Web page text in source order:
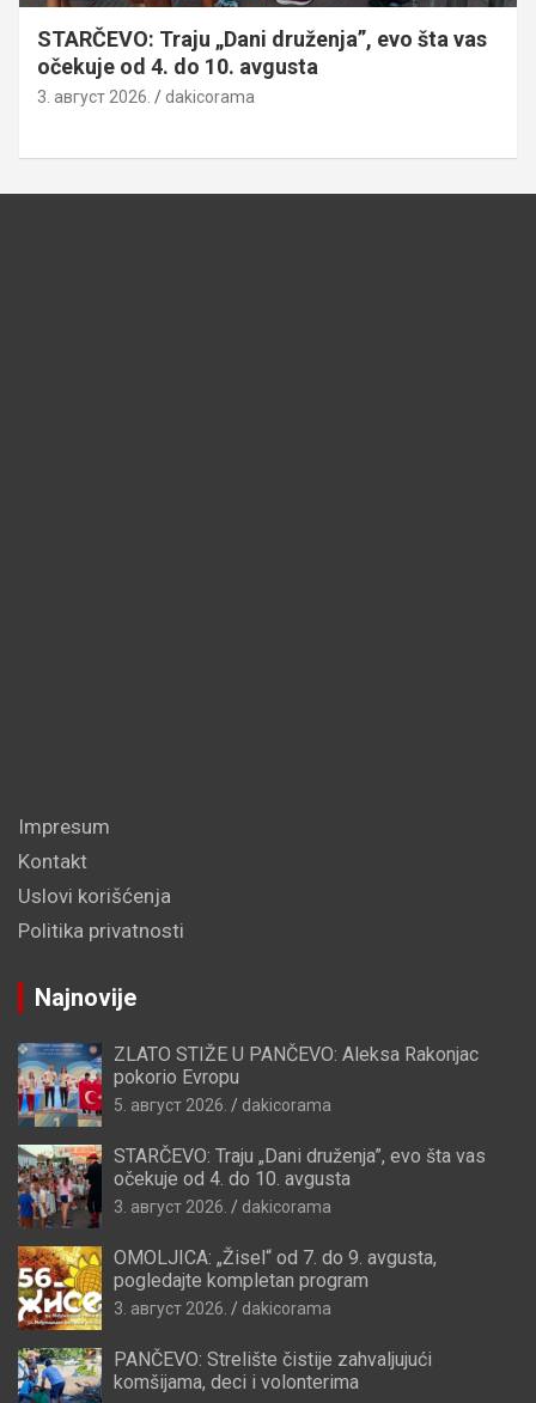
STARČEVO: Traju „Dani druženja”, evo šta vas
očekuje od 4. do 10. avgusta
3. август 2026. dakicorama
Impresum
Kontakt
Uslovi korišćenja
Politika privatnosti
Najnovije
ZLATO STIŽE U PANČEVO: Aleksa Rakonjac
pokorio Evropu
5. август 2026. dakicorama
STARČEVO: Traju „Dani druženja”, evo šta vas
očekuje od 4. do 10. avgusta
3. август 2026. dakicorama
OMOLJICA: „Žisel“ od 7. do 9. avgusta,
pogledajte kompletan program
3. август 2026. dakicorama
PANČEVO: Strelište čistije zahvaljujući
komšijama, deci i volonterima